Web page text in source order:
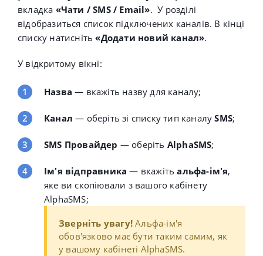
вкладка «Чати / SMS / Email». У розділі
відобразиться список підключених каналів. В кінці
списку натисніть«Додати новий канал».
У відкритому вікні:
Назва — вкажіть назву для каналу;
Канал — оберіть зі списку тип каналу SMS;
SMS Провайдер — оберіть AlphaSMS;
Ім'я відправника — вкажітьальфа-ім'я,
яке ви скопіювали з вашого кабінету
AlphaSMS;
Зверніть увагу! Альфа-ім'я
обов'язково має бути таким самим, як
у вашому кабінеті AlphaSMS.